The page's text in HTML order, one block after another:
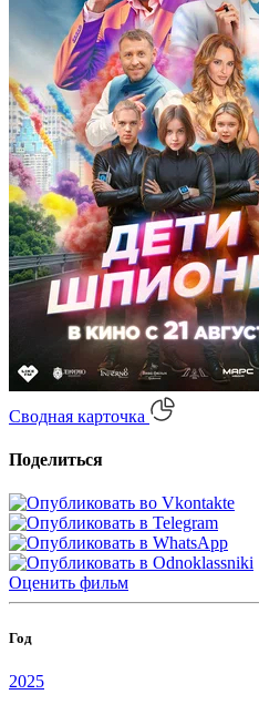
Сводная карточка
Поделиться
Оценить фильм
Год
2025